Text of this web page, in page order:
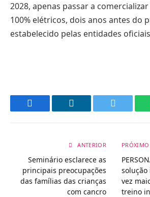
2028, apenas passar a
100% elétricos, dois anos antes do
estabelecido pelas entidades
ANTERIOR
Seminário esclarece as
principais preocupações
das famílias das crianças
com cancro
PRÓXIMO
solução
vez
treino